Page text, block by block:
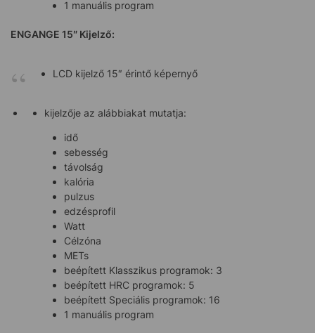
1 manuális program
ENGANGE 15″ Kijelző:
LCD kijelző 15″ érintő képernyő
kijelzője az alábbiakat mutatja:
idő
sebesség
távolság
kalória
pulzus
edzésprofil
Watt
Célzóna
METs
beépített Klasszikus programok: 3
beépített HRC programok: 5
beépített Speciális programok: 16
1 manuális program